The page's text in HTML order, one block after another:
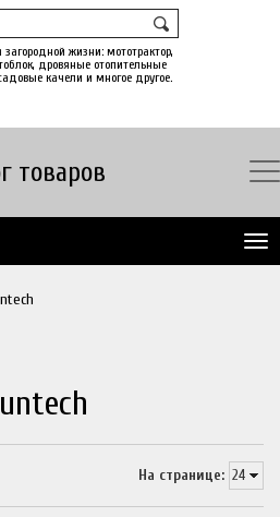
жизни: мототрактор,
дровяные отопительные
качели и многое другое.
товаров
На странице: